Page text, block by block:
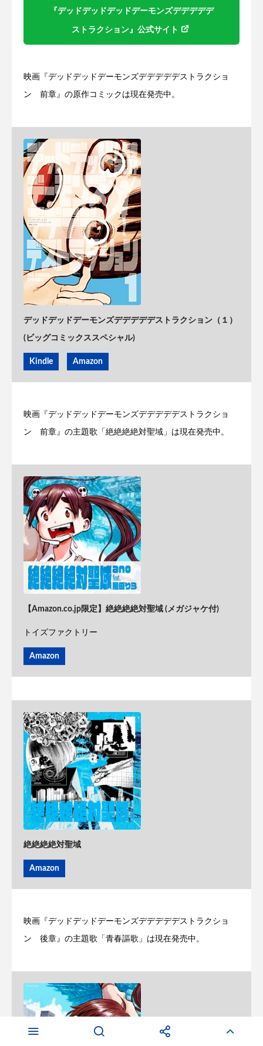
『デッドデッドデッドデーモンズデデデデデ
ストラクション』公式サイト
映画『デッドデッドデーモンズデデデデデストラクショ
ン 前章』の原作コミックは現在発売中。
デッドデッドデーモンズデデデデデストラクション（１）
(ビッグコミックススペシャル)
Kindle Amazon
映画『デッドデッドデーモンズデデデデデストラクショ
ン 前章』の主題歌「絶絶絶絶対聖域」は現在発売中。
【Amazon.co.jp限定】絶絶絶絶対聖域 (メガジャケ付)
トイズファクトリー
Amazon
絶絶絶絶対聖域
Amazon
映画『デッドデッドデーモンズデデデデデストラクショ
ン 後章』の主題歌「青春謳歌」は現在発売中。